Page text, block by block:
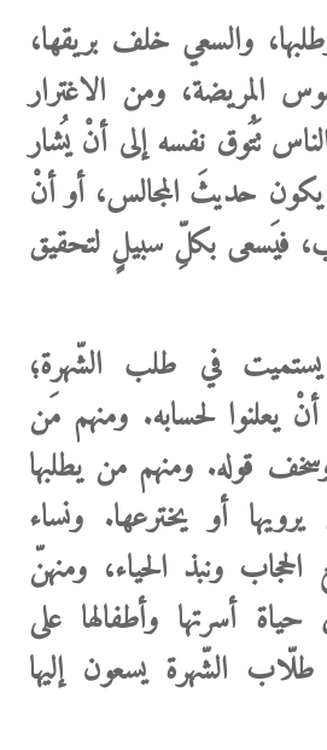
والسعي خلف بريقها،
المريضة، ومن الاغترار
تَتُوق نفسه إلى أنْ يُشار
يكون حديثَ المجالس، أو أنْ
فيَسعى بكلِّ سبيلٍ لتحقيق
في طلب الشّهرة؛
أنْ يعلنوا لحسابه. ومنهم مَن
قوله. ومنهم من يطلبها
أو يخترعها. ونساء
الحجاب ونبذ الحياء، ومنهنّ
أسرتها وأطفالها على
طلّاب الشّهرة يسعون إليها